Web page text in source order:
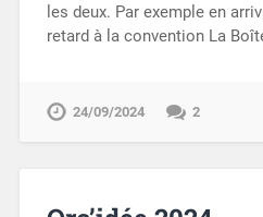
les deux. Par exemple en
retard à la convention La
24/09/2024 2